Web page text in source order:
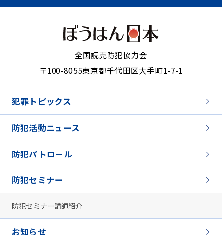
全国読売防犯協力会
〒100-8055東京都千代田区大手町1-7-1
犯罪トピックス
防犯活動ニュース
防犯パトロール
防犯セミナー
防犯セミナー講師紹介
お知らせ